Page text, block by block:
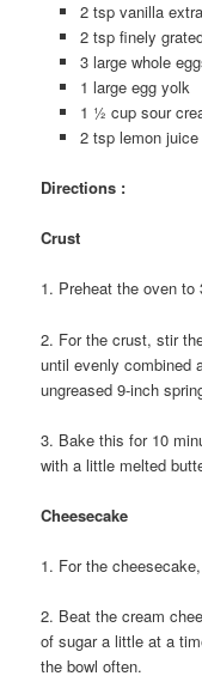
2 tsp vanilla
2 tsp finely
3 large whole
1 large egg yolk
1 ½ cup sour
2 tsp lemon juice
Directions :
Crust
1. Preheat the oven to
2. For the crust, stir
until evenly combined
ungreased 9-inch
3. Bake this for 10
with a little melted
Cheesecake
1. For the
2. Beat the cream
of sugar a little at a
the bowl often.